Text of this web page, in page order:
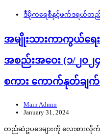
ဒီမိုကရေစီနှင့်ဖက်ဒရယ်တည်ဆ
အမျိုးသားကာကွယ်ရေ
အစည်းအဝေး (၁/၂၀၂
စကား ကောက်နုတ်ချက်
Main Admin
January 31, 2024
တည်ဆဲဥပဒေများကို လေးစား